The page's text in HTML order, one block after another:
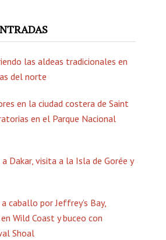
las aldeas tradicionales en
del norte
en la ciudad costera de Saint
en el Parque Nacional
Dakar, visita a la Isla de Gorée y
caballo por Jeffrey’s Bay,
Wild Coast y buceo con
Shoal